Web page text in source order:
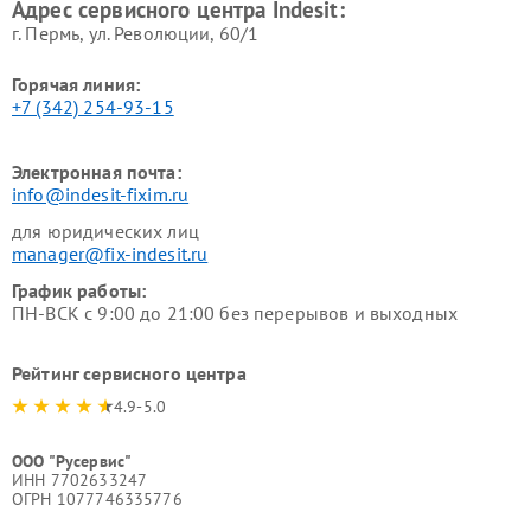
Адрес сервисного центра Indesit:
г. Пермь, ул. ​Революции, 60/1
Горячая линия:
+7 (342) 254-93-15
Электронная почта:
info@indesit-fixim.ru
для юридических лиц
manager@fix-indesit.ru
График работы:
ПН-ВСК с 9:00 до 21:00 без перерывов и выходных
Рейтинг сервисного центра
4.9-5.0
ООО "Русервис"
ИНН 7702633247
ОГРН 1077746335776